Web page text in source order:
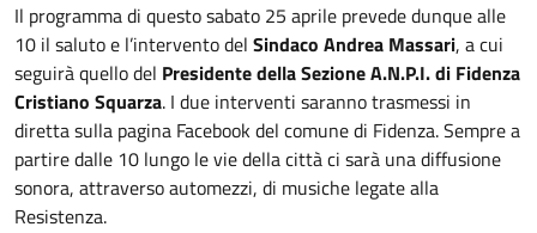
Il programma di questo sabato 25 aprile prevede dunque alle
10 il saluto e l’intervento del Sindaco Andrea Massari, a cui
seguirà quello del Presidente della Sezione A.N.P.I. di Fidenza
Cristiano Squarza. I due interventi saranno trasmessi in
diretta sulla pagina Facebook del comune di Fidenza. Sempre a
partire dalle 10 lungo le vie della città ci sarà una diffusione
sonora, attraverso automezzi, di musiche legate alla
Resistenza.